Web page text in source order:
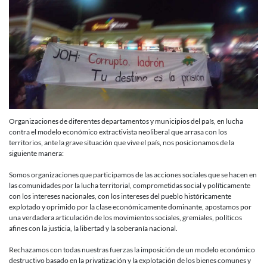
y
de
territorial
de
Honduras.
Organizaciones de diferentes departamentos y municipios del país, en lucha
contra el modelo económico extractivista neoliberal que arrasa con los
territorios, ante la grave situación que vive el país, nos posicionamos de la
siguiente manera:
Somos organizaciones que participamos de las acciones sociales que se hacen en
las comunidades por la lucha territorial, comprometidas social y políticamente
con los intereses nacionales, con los intereses del pueblo históricamente
explotado y oprimido por la clase económicamente dominante, apostamos por
una verdadera articulación de los movimientos sociales, gremiales, políticos
afines con la justicia, la libertad y la soberanía nacional.
Rechazamos con todas nuestras fuerzas la imposición de un modelo económico
destructivo basado en la privatización y la explotación de los bienes comunes y